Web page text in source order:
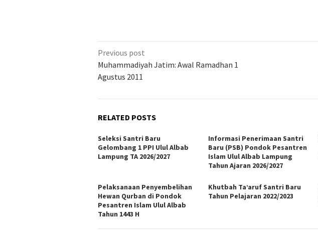
Previous post
Muhammadiyah Jatim: Awal Ramadhan 1
Agustus 2011
RELATED POSTS
Seleksi Santri Baru
Gelombang 1 PPI Ulul Albab
Lampung TA 2026/2027
Informasi Penerimaan Santri
Baru (PSB) Pondok Pesantren
Islam Ulul Albab Lampung
Tahun Ajaran 2026/2027
Pelaksanaan Penyembelihan
Hewan Qurban di Pondok
Pesantren Islam Ulul Albab
Tahun 1443 H
Khutbah Ta’aruf Santri Baru
Tahun Pelajaran 2022/2023